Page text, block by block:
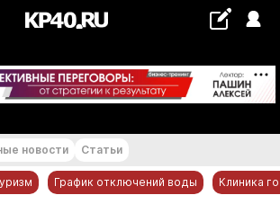
+22...+23 °С
новости Статьи
График отключений воды Клиника